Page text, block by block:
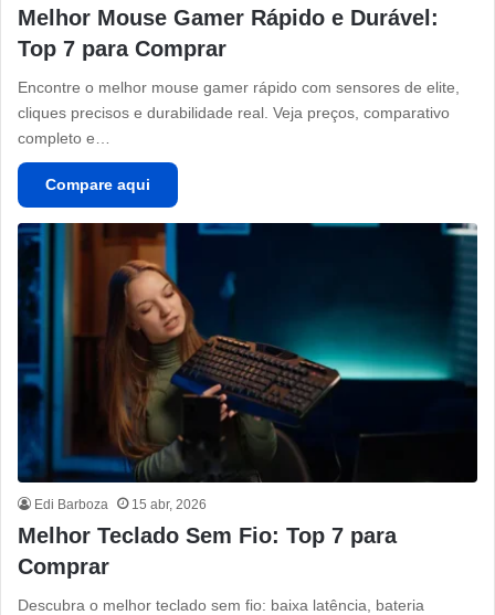
Melhor Mouse Gamer Rápido e Durável:
Top 7 para Comprar
Encontre o melhor mouse gamer rápido com sensores de elite,
cliques precisos e durabilidade real. Veja preços, comparativo
completo e…
Compare aqui
Edi Barboza 15 abr, 2026
Melhor Teclado Sem Fio: Top 7 para
Comprar
Descubra o melhor teclado sem fio: baixa latência, bateria